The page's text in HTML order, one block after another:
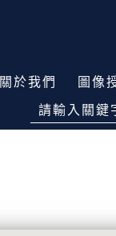
關於我們 圖像
請輸入關鍵字